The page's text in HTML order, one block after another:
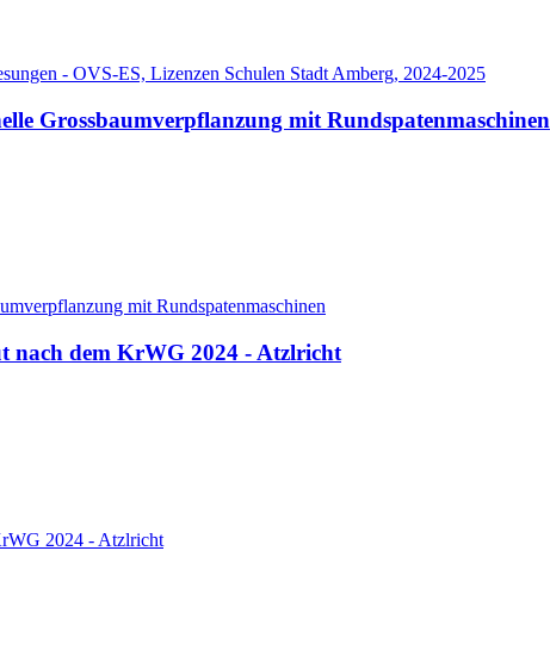
- OVS-ES, Lizenzen Schulen Stadt Amberg, 2024-2025
Grossbaumverpflanzung mit Rundspatenmaschinen
mit Rundspatenmaschinen
nach dem KrWG 2024 - Atzlricht
2024 - Atzlricht